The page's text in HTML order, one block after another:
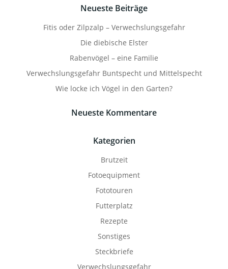
Neueste Beiträge
Fitis oder Zilpzalp – Verwechslungsgefahr
Die diebische Elster
Rabenvögel – eine Familie
Verwechslungsgefahr Buntspecht und Mittelspecht
Wie locke ich Vögel in den Garten?
Neueste Kommentare
Kategorien
Brutzeit
Fotoequipment
Fototouren
Futterplatz
Rezepte
Sonstiges
Steckbriefe
Verwechslungsgefahr